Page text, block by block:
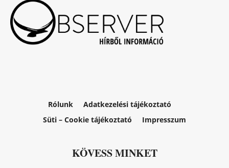
Rólunk
Adatkezelési tájékoztató
Süti – Cookie tájékoztató
Impresszum
KÖVESS MINKET